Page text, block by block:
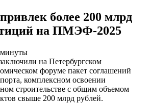
более 200 млрд
на ПМЭФ-2025
на Петербургском
форуме пакет соглашений
комплексном освоении
строительстве с общим объемом
свыше 200 млрд рублей.